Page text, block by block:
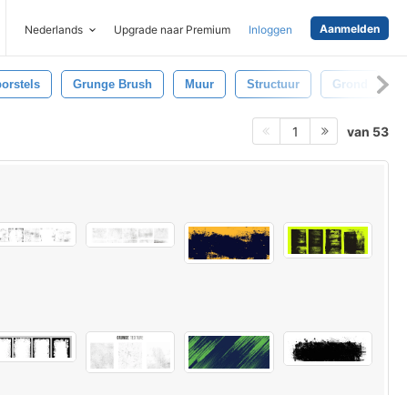
Nederlands Upgrade naar Premium Inloggen Aanmelden
Grunge Brush Muur Structuur Grond
1 van 53